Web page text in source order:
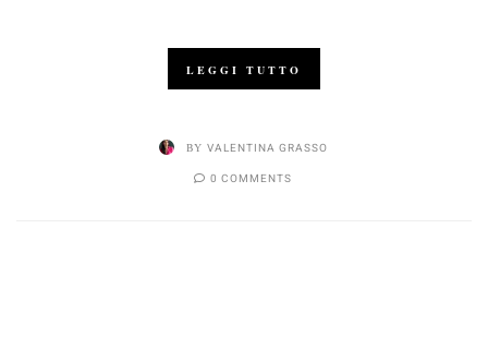
LEGGI TUTTO
BY VALENTINA GRASSO
0 COMMENTS